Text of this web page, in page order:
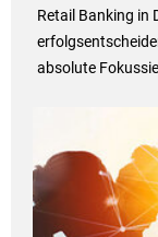
Retail Banking in
absolute